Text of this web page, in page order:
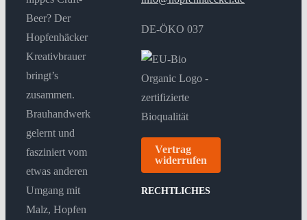
Beer? Der
Hopfenhäcker
Kreativbrauer
bringt’s
zusammen.
Brauhandwerk
gelernt und
fasziniert vom
etwas anderen
Umgang mit
Malz, Hopfen
DE-ÖKO 037
Vertrag
widerrufen
RECHTLICHES